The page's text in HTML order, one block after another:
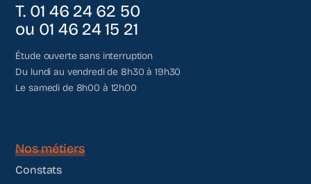
T. 01 46 24 62 50
ou 01 46 24 15 21
Étude ouverte sans interruption
Du lundi au vendredi de 8h30 à 19h30
Le samedi de 8h00 à 12h00
Nos métiers
Constats